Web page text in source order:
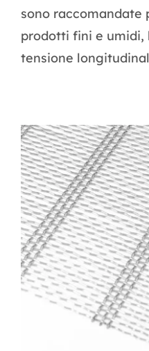
sono raccomandate
prodotti fini e umidi,
tensione